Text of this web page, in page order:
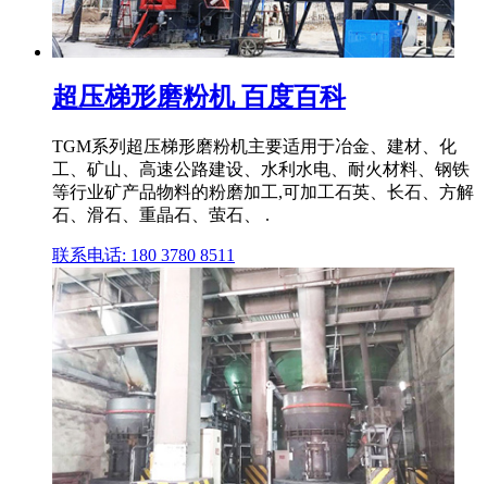
超压梯形磨粉机 百度百科
TGM系列超压梯形磨粉机主要适用于冶金、建材、化
工、矿山、高速公路建设、水利水电、耐火材料、钢铁
等行业矿产品物料的粉磨加工,可加工石英、长石、方解
石、滑石、重晶石、萤石、 .
联系电话: 180 3780 8511